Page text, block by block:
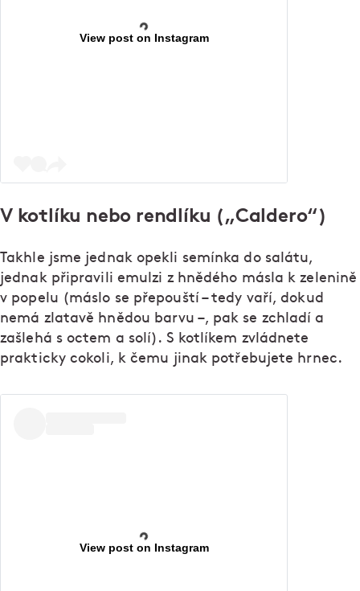
View post on Instagram
V kotlíku nebo rendlíku („Caldero“)
Takhle jsme jednak opekli semínka do salátu,
jednak připravili emulzi z hnědého másla k zelenině
v popelu (máslo se přepouští – tedy vaří, dokud
nemá zlatavě hnědou barvu –, pak se zchladí a
zašlehá s octem a solí). S kotlíkem zvládnete
prakticky cokoli, k čemu jinak potřebujete hrnec.
View post on Instagram